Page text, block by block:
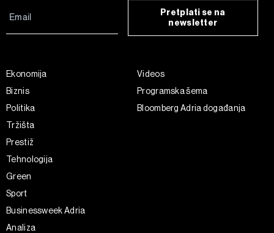
Pretplati se na
newsletter
Ekonomija
Biznis
Politika
Tržišta
Prestiž
Tehnologija
Green
Sport
Businessweek Adria
Analiza
Videos
Programska šema
Bloomberg Adria događanja